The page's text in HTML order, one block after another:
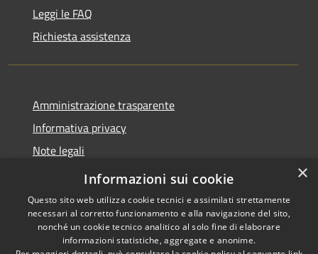
Leggi le FAQ
Richiesta assistenza
Amministrazione trasparente
Informativa privacy
Note legali
Dichiarazione di accessibilità
Copyright © 2026 • Comune di
×
Informazioni sui cookie
Questo sito web utilizza cookie tecnici e assimilati strettamente
necessari al corretto funzionamento e alla navigazione del sito,
nonché un cookie tecnico analitico al solo fine di elaborare
informazioni statistiche, aggregate e anonime.